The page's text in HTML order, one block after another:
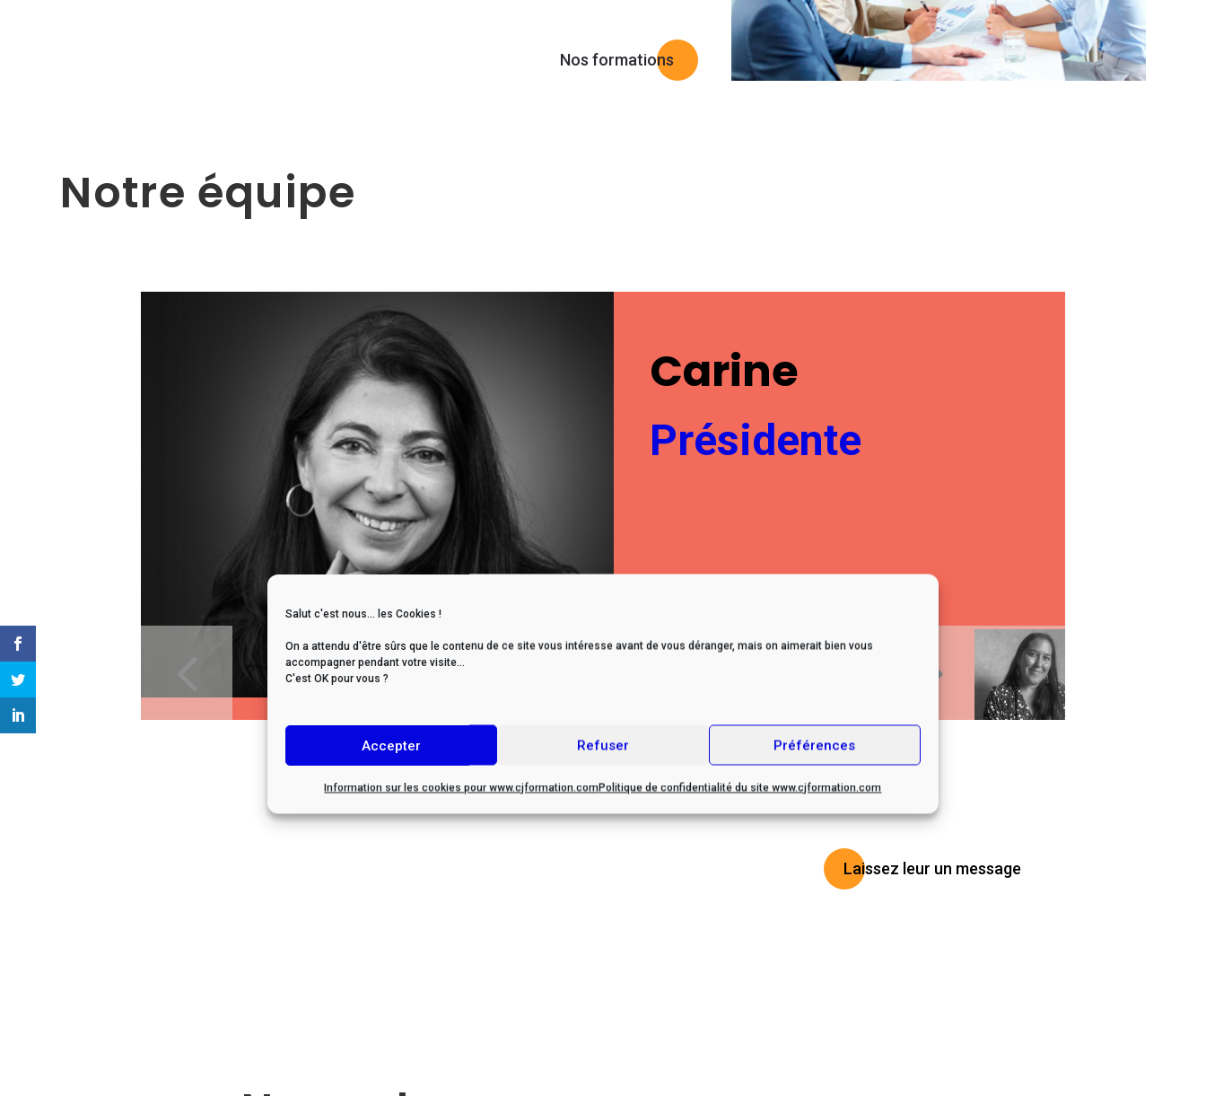
Salut c'est nous... les Cookies !
On a attendu d'être sûrs que le contenu de ce site vous intéresse avant de vous déranger, mais on aimerait bien vous
accompagner pendant votre visite...
C'est OK pour vous ?
Accepter Refuser Préférences
Information sur les cookies pour www.cjformation.comPolitique de confidentialité du site www.cjformation.com
Nos formations
Notre équipe
Carine
Présidente
5
Laissez leur un message